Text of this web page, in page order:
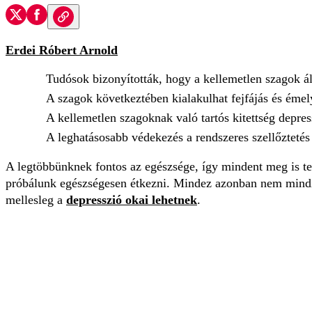
Erdei Róbert Arnold
Tudósok bizonyították, hogy a kellemetlen szagok
A szagok következtében kialakulhat fejfájás és
A kellemetlen szagoknak való tartós kitettség
A leghatásosabb védekezés a rendszeres
A legtöbbünknek fontos az egészsége, így mindent meg is
próbálunk egészségesen étkezni. Mindez azonban nem
mellesleg a depresszió okai lehetnek.